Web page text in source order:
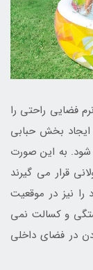
فضایی راحتی را
ایجاد بخش حبابی
به این صورت
قرار می گیرند
نیز در موقعیت
و کسالت نمی
در فضای داخلی